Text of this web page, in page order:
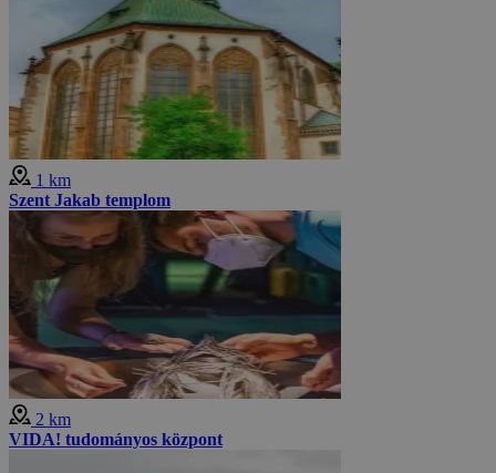
1 km
Szent Jakab templom
2 km
VIDA! tudományos központ